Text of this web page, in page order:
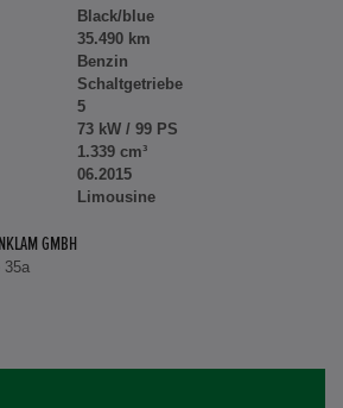
Black/blue
35.490 km
Benzin
Schaltgetriebe
5
73 kW / 99 PS
1.339 cm³
06.2015
Limousine
GMBH
35a